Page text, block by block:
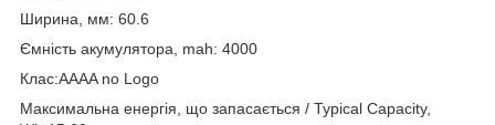
Ширина, мм: 60.6
Ємність акумулятора, mah: 4000
Клас:AAAA no Logo
Максимальна енергія, що запасається / Typical Capacity,